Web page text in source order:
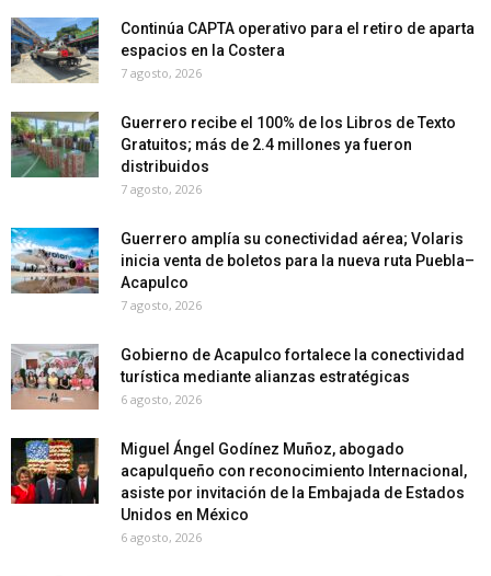
Continúa CAPTA operativo para el retiro de aparta
espacios en la Costera
7 agosto, 2026
Guerrero recibe el 100% de los Libros de Texto
Gratuitos; más de 2.4 millones ya fueron
distribuidos
7 agosto, 2026
Guerrero amplía su conectividad aérea; Volaris
inicia venta de boletos para la nueva ruta Puebla–
Acapulco
7 agosto, 2026
Gobierno de Acapulco fortalece la conectividad
turística mediante alianzas estratégicas
6 agosto, 2026
Miguel Ángel Godínez Muñoz, abogado
acapulqueño con reconocimiento Internacional,
asiste por invitación de la Embajada de Estados
Unidos en México
6 agosto, 2026